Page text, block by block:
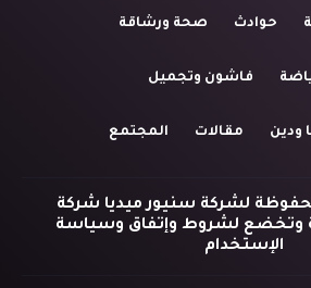
حوادث صحة ورشاقة
فاشون وتجميل
ودين مقالات المجتمع
لشركة سنيور ميديا شركة
وتخضع لشروط وإتفاق وسياسة
الإستخدام